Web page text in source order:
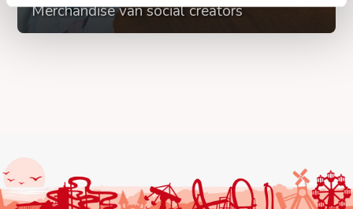
Merchandise van social creators